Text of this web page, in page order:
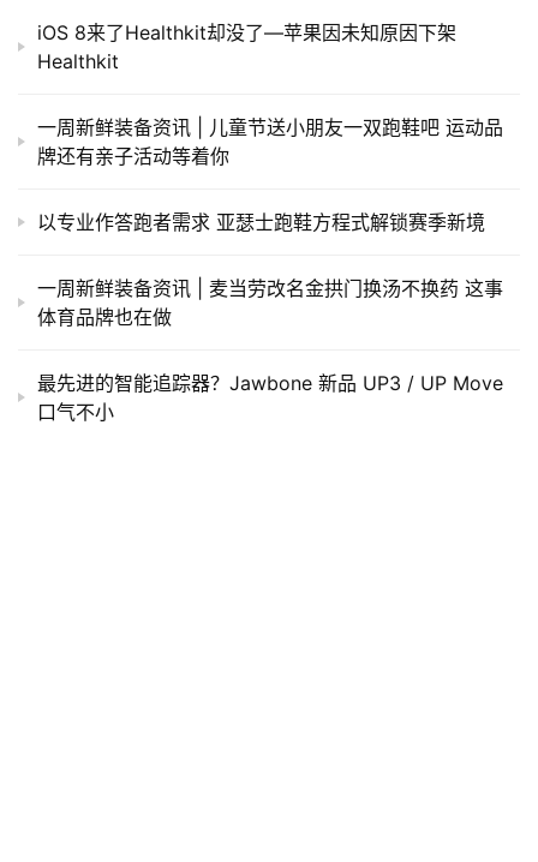
iOS 8来了Healthkit却没了—苹果因未知原因下架
Healthkit
一周新鲜装备资讯 | 儿童节送小朋友一双跑鞋吧 运动品
牌还有亲子活动等着你
以专业作答跑者需求 亚瑟士跑鞋方程式解锁赛季新境
一周新鲜装备资讯 | 麦当劳改名金拱门换汤不换药 这事
体育品牌也在做
最先进的智能追踪器？Jawbone 新品 UP3 / UP Move
口气不小